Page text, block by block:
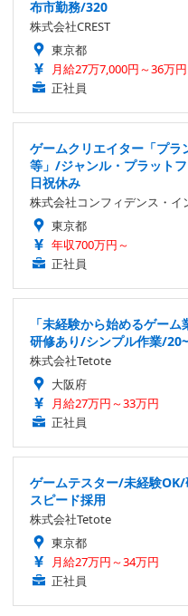
布市勤務/320
株式会社CREST
東京都
月給27万7,000円～36万円
正社員
ゲームクリエイター「プラ
等」/ジャンル・プラット
日祝休み
株式会社コンフィデンス・イ
東京都
年収700万円～
正社員
「未経験から始めるゲー
研修あり/シンプル作業/
株式会社Tetote
大阪府
月給27万円～33万円
正社員
ゲームテスター/未経験
スピード採用
株式会社Tetote
東京都
月給27万円～34万円
正社員